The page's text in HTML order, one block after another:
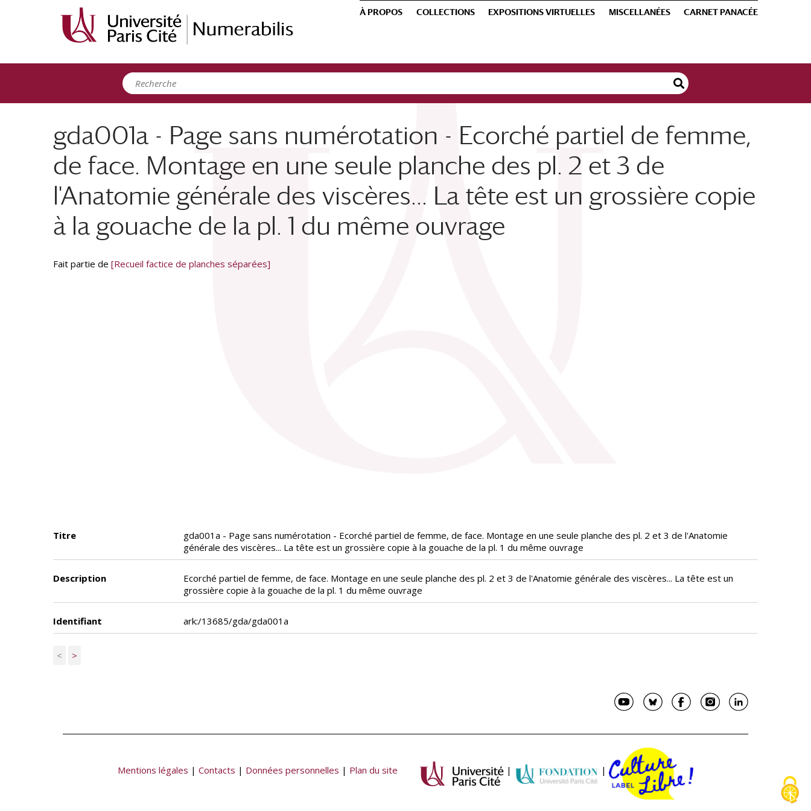
À PROPOS COLLECTIONS EXPOSITIONS VIRTUELLES MISCELLANÉES CARNET PANACÉE
gda001a - Page sans numérotation - Ecorché partiel de femme,
de face. Montage en une seule planche des pl. 2 et 3 de
l'Anatomie générale des viscères... La tête est un grossière copie
à la gouache de la pl. 1 du même ouvrage
Fait partie de [Recueil factice de planches séparées]
Titre
gda001a - Page sans numérotation - Ecorché partiel de femme, de face. Montage en une seule planche des pl. 2 et 3 de l'Anatomie
générale des viscères... La tête est un grossière copie à la gouache de la pl. 1 du même ouvrage
Description
Ecorché partiel de femme, de face. Montage en une seule planche des pl. 2 et 3 de l'Anatomie générale des viscères... La tête est un
grossière copie à la gouache de la pl. 1 du même ouvrage
Identifiant ark:/13685/gda/gda001a
< >
Mentions légales | Contacts | Données personnelles | Plan du site | |
Panneau de gestion des cookies